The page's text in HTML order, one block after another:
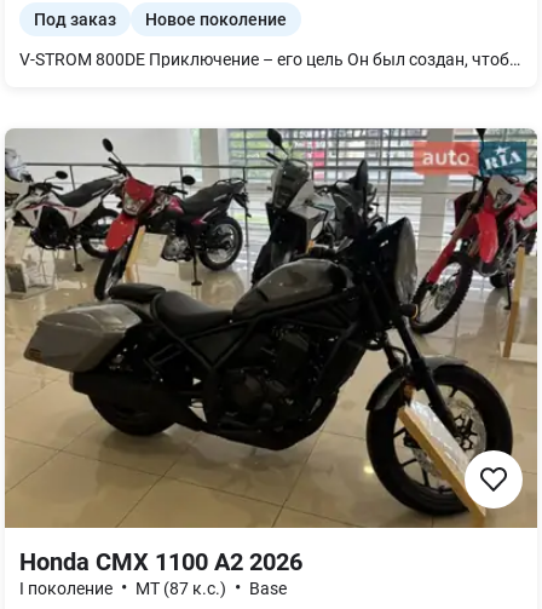
Под заказ Новое поколение
V-STROM 800DE Приключение – его цель Он был создан, чтобы привнести чувство приключений и удовольствие от езды в ваш ежедневный путь, в каждую поездку. Независимо от того, выполняете ли вы поручение в городе, отправляетесь насладиться увлекательной поездкой по извилистым горным дорогам, или отправляетесь в долгое путешествие, чтобы разбить и исследовать природные виды. Какова бы ни была ваша цель, универсальные возможности V-STROM 800DE разработаны для того, чтобы точно реагировать и обеспечивать приятную езду.
Honda CMX 1100 A2 2026
I поколение • MТ (87 к.с.) • Base